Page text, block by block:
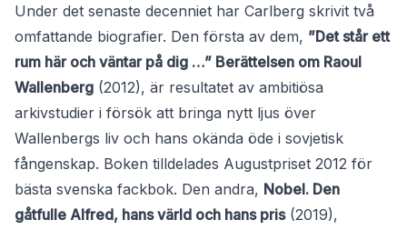
Under det senaste decenniet har Carlberg skrivit två
omfattande biografier. Den första av dem, ”Det står ett
rum här och väntar på dig …” Berättelsen om Raoul
Wallenberg (2012), är resultatet av ambitiösa
arkivstudier i försök att bringa nytt ljus över
Wallenbergs liv och hans okända öde i sovjetisk
fångenskap. Boken tilldelades Augustpriset 2012 för
bästa svenska fackbok. Den andra, Nobel. Den
gåtfulle Alfred, hans värld och hans pris(2019),